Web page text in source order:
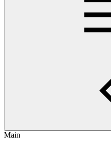
Main